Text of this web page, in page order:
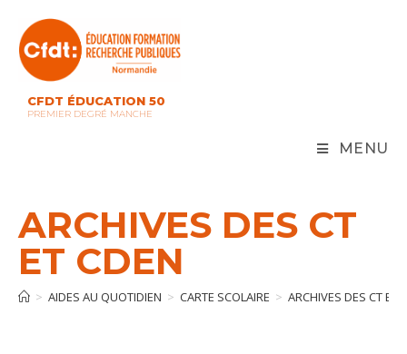
CFDT ÉDUCATION 50
PREMIER DEGRÉ MANCHE
MENU
ARCHIVES DES CT
ET CDEN
> AIDES AU QUOTIDIEN > CARTE SCOLAIRE > ARCHIVES DES CT ET